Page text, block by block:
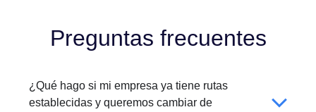
Preguntas frecuentes
¿Qué hago si mi empresa ya tiene rutas
establecidas y queremos cambiar de